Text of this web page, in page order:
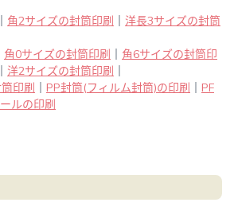
角2サイズの封筒印刷
洋長3サイズの封筒
角0サイズの封筒印刷
角6サイズの封筒印
洋2サイズの封筒印刷
印刷
PP封筒(フィルム封筒)の印刷
PF
ルの印刷